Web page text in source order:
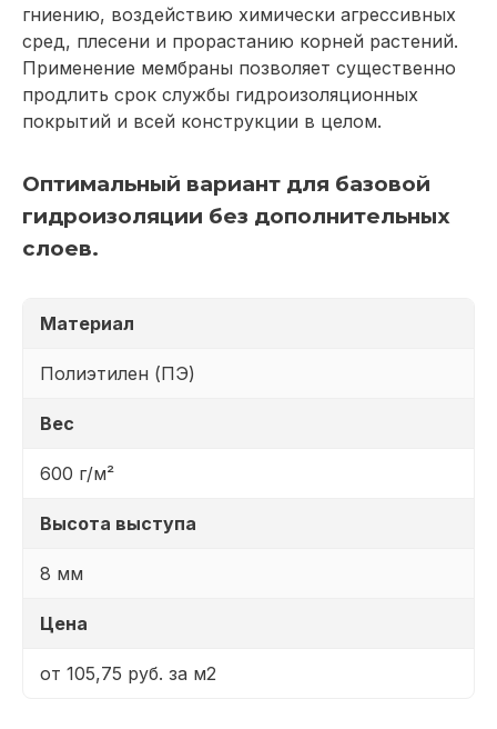
гниению, воздействию химически агрессивных
сред, плесени и прорастанию корней растений.
Применение мембраны позволяет существенно
продлить срок службы гидроизоляционных
покрытий и всей конструкции в целом.
Оптимальный вариант для базовой
гидроизоляции без дополнительных
слоев.
Материал
Полиэтилен (ПЭ)
Вес
600 г/м²
Высота выступа
8 мм
Цена
от 105,75 руб. за м2